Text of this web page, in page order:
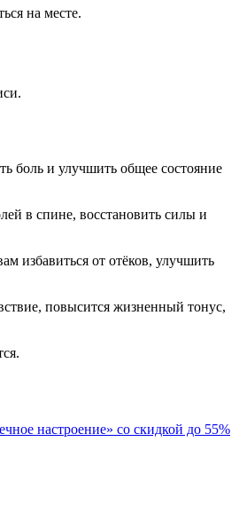
на месте.
боль и улучшить общее состояние
в спине, восстановить силы и
избавиться от отёков, улучшить
повысится жизненный тонус,
настроение» со скидкой до 55%